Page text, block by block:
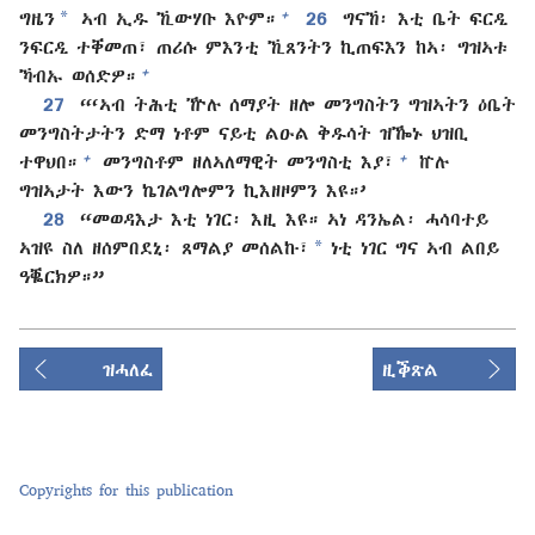
ግዜን * ኣብ ኢዱ ኺውሃቡ እዮም። + 26
ግናኸ፡ እቲ ቤት ፍርዲ
ንፍርዲ ተቐመጠ፣ ጠሪሱ ምእንቲ ኺጸንትን ኪጠፍእን ከኣ፡ ግዝኣቱ
ኻብኡ ወሰድዎ። +
27
“‘ኣብ ትሕቲ ዅሉ ሰማያት ዘሎ መንግስትን ግዝኣትን ዕቤት
መንግስትታትን ድማ ነቶም ናይቲ ልዑል ቅዱሳት ዝዀኑ ህዝቢ
ተዋህበ። + መንግስቶም ዘለኣለማዊት መንግስቲ እያ፣ +
ኵሉ
ግዝኣታት እውን ኬገልግሎምን ኪእዘዞምን እዩ።’
28
“መወዳእታ እቲ ነገር፡ እዚ እዩ። ኣነ ዳንኤል፡ ሓሳባተይ
ኣዝዩ ስለ ዘሰምበደኒ፡ ጸማልያ መሰልኩ፣ * ነቲ ነገር ግና ኣብ ልበይ
ዓቘርክዎ።”
ዝሓለፈ ዚቕጽል
Copyrights for this publication